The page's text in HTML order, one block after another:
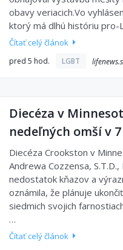
obavy veriacich.Vo
ktorý má dlhú históriu
Čítať celý článok
pred 5 hod. LGBT
Diecéza v
nedeľných omší v
Diecéza Crookston v
Andrewa Cozzensa,
nedostatok kňazov a
oznámila, že plánuje
siedmich svojich
…
Čítať celý článok